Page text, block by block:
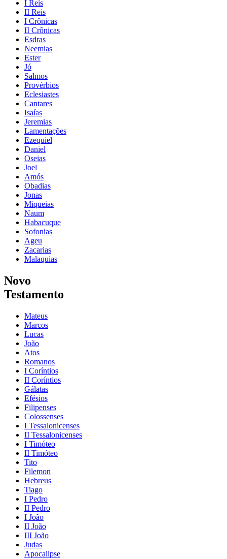
I Reis
II Reis
I Crônicas
II Crônicas
Esdras
Neemias
Ester
Jó
Salmos
Provérbios
Eclesiastes
Cantares
Isaías
Jeremias
Lamentações
Ezequiel
Daniel
Oseias
Joel
Amós
Obadias
Jonas
Miqueias
Naum
Habacuque
Sofonias
Ageu
Zacarias
Malaquias
Novo
Testamento
Mateus
Marcos
Lucas
João
Atos
Romanos
I Coríntios
II Coríntios
Gálatas
Efésios
Filipenses
Colossenses
I Tessalonicenses
II Tessalonicenses
I Timóteo
II Timóteo
Tito
Filemon
Hebreus
Tiago
I Pedro
II Pedro
I João
II João
III João
Judas
Apocalipse